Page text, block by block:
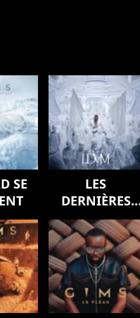
SE
LES
DERNIÈRES
VOLONTÉS DE
MOZART
(SYMPHONY)